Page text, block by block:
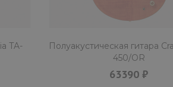
Полуакустическая
TA-
Полуакустическая гитара
450/OR
63390 ₽